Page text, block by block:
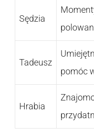
Sędzia
Tadeusz
pomóc
Hrabia